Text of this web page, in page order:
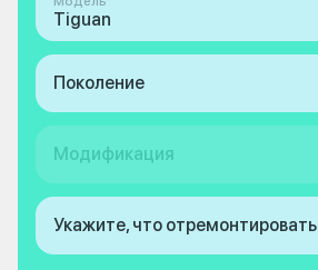
Tiguan
Поколение
Модификация
Укажите, что отремонтировать